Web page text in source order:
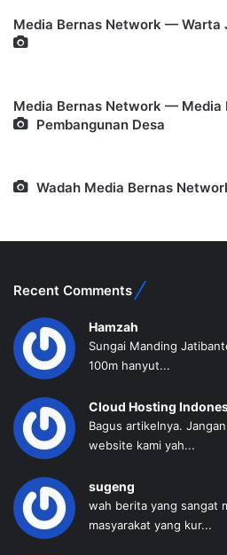
Media Bernas Network — Warta
Media Bernas Network — Media
Pembangunan Desa
Wadah Media Bernas
Recent Comments
Hamzah
Sungai Manding
100m hanyut...
Cloud Hosting
Bagus artikelnya.
website kami yah...
sugeng
wah berita yang sangat
masyarakat yang kur...